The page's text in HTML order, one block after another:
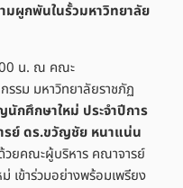
มผูกพันในรั้วมหาวิทยาลัย
น. ณ คณะ
รรม มหาวิทยาลัยราชภัฏ
กศึกษาใหม่ ประจำปีการ
รย์ ดร.ขวัญชัย หนาแน่น
ยคณะผู้บริหาร คณาจารย์
เข้าร่วมอย่างพร้อมเพรียง